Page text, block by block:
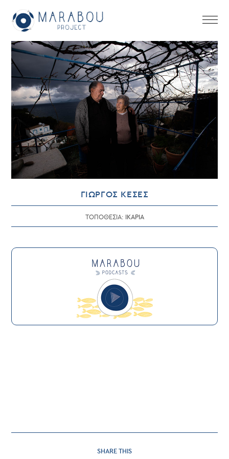
content
ΓΙΩΡΓΟΣ ΚΕΣΕΣ
ΤΟΠΟΘΕΣΙΑ: ΙΚΑΡΙΑ
SHARE THISSHARE